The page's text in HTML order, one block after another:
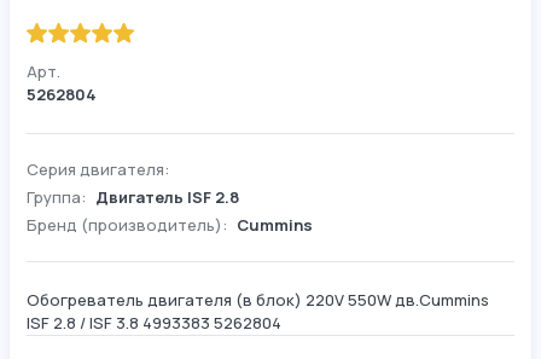
Арт.
5262804
Серия двигателя:
Группа: Двигатель ISF 2.8
Бренд (производитель): Cummins
Обогреватель двигателя (в блок) 220V 550W дв.Cummins
ISF 2.8 / ISF 3.8 4993383 5262804